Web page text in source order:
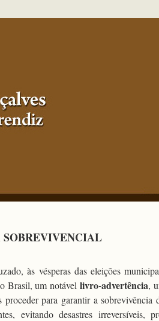
SOBREVIVENCIAL
às vésperas das eleições
Brasil, um notável livro-advertência,
proceder para garantir a
evitando desastres irreversíveis,